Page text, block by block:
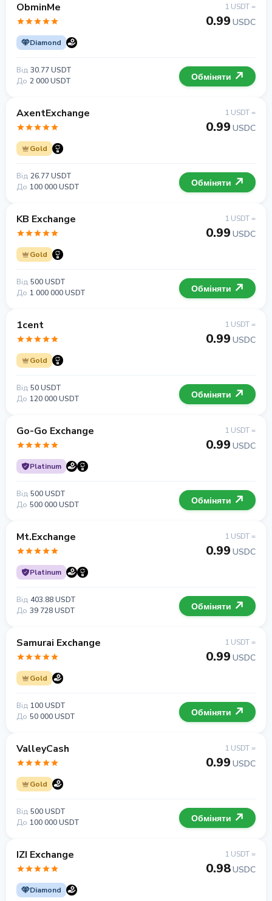
ObminMe
Diamond
1 USDT =
0.99 USDC
Від 30.77 USDT
До 2 000 USDT Обміняти
AxentExchange
Gold
1 USDT =
0.99 USDC
Від 26.77 USDT
До 100 000 USDT Обміняти
KB Exchange
Gold
1 USDT =
0.99 USDC
Від 500 USDT
До 1 000 000 USDT Обміняти
1cent
Gold
1 USDT =
0.99 USDC
Від 50 USDT
До 120 000 USDT Обміняти
Go-Go Exchange
Platinum
1 USDT =
0.99 USDC
Від 500 USDT
До 500 000 USDT Обміняти
Mt.Exchange
Platinum
1 USDT =
0.99 USDC
Від 403.88 USDT
До 39 728 USDT Обміняти
Samurai Exchange
Gold
1 USDT =
0.99 USDC
Від 100 USDT
До 50 000 USDT Обміняти
ValleyCash
Gold
1 USDT =
0.99 USDC
Від 500 USDT
До 100 000 USDT Обміняти
IZI Exchange
Diamond
1 USDT =
0.98USDC